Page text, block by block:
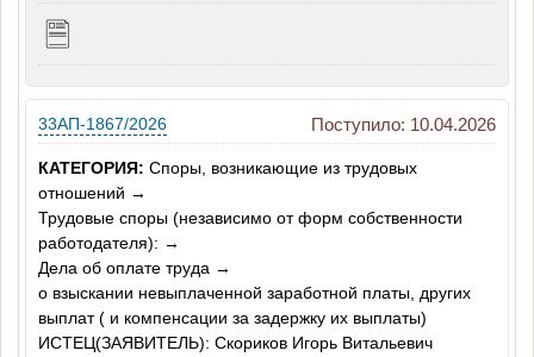
Поступило: 10.04.2026
33АП-1867/2026
КАТЕГОРИЯ: Споры, возникающие из трудовых
отношений →
Трудовые споры (независимо от форм собственности
работодателя): →
Дела об оплате труда →
о взыскании невыплаченной заработной платы, других
выплат ( и компенсации за задержку их выплаты)
ИСТЕЦ(ЗАЯВИТЕЛЬ): Скориков Игорь Витальевич